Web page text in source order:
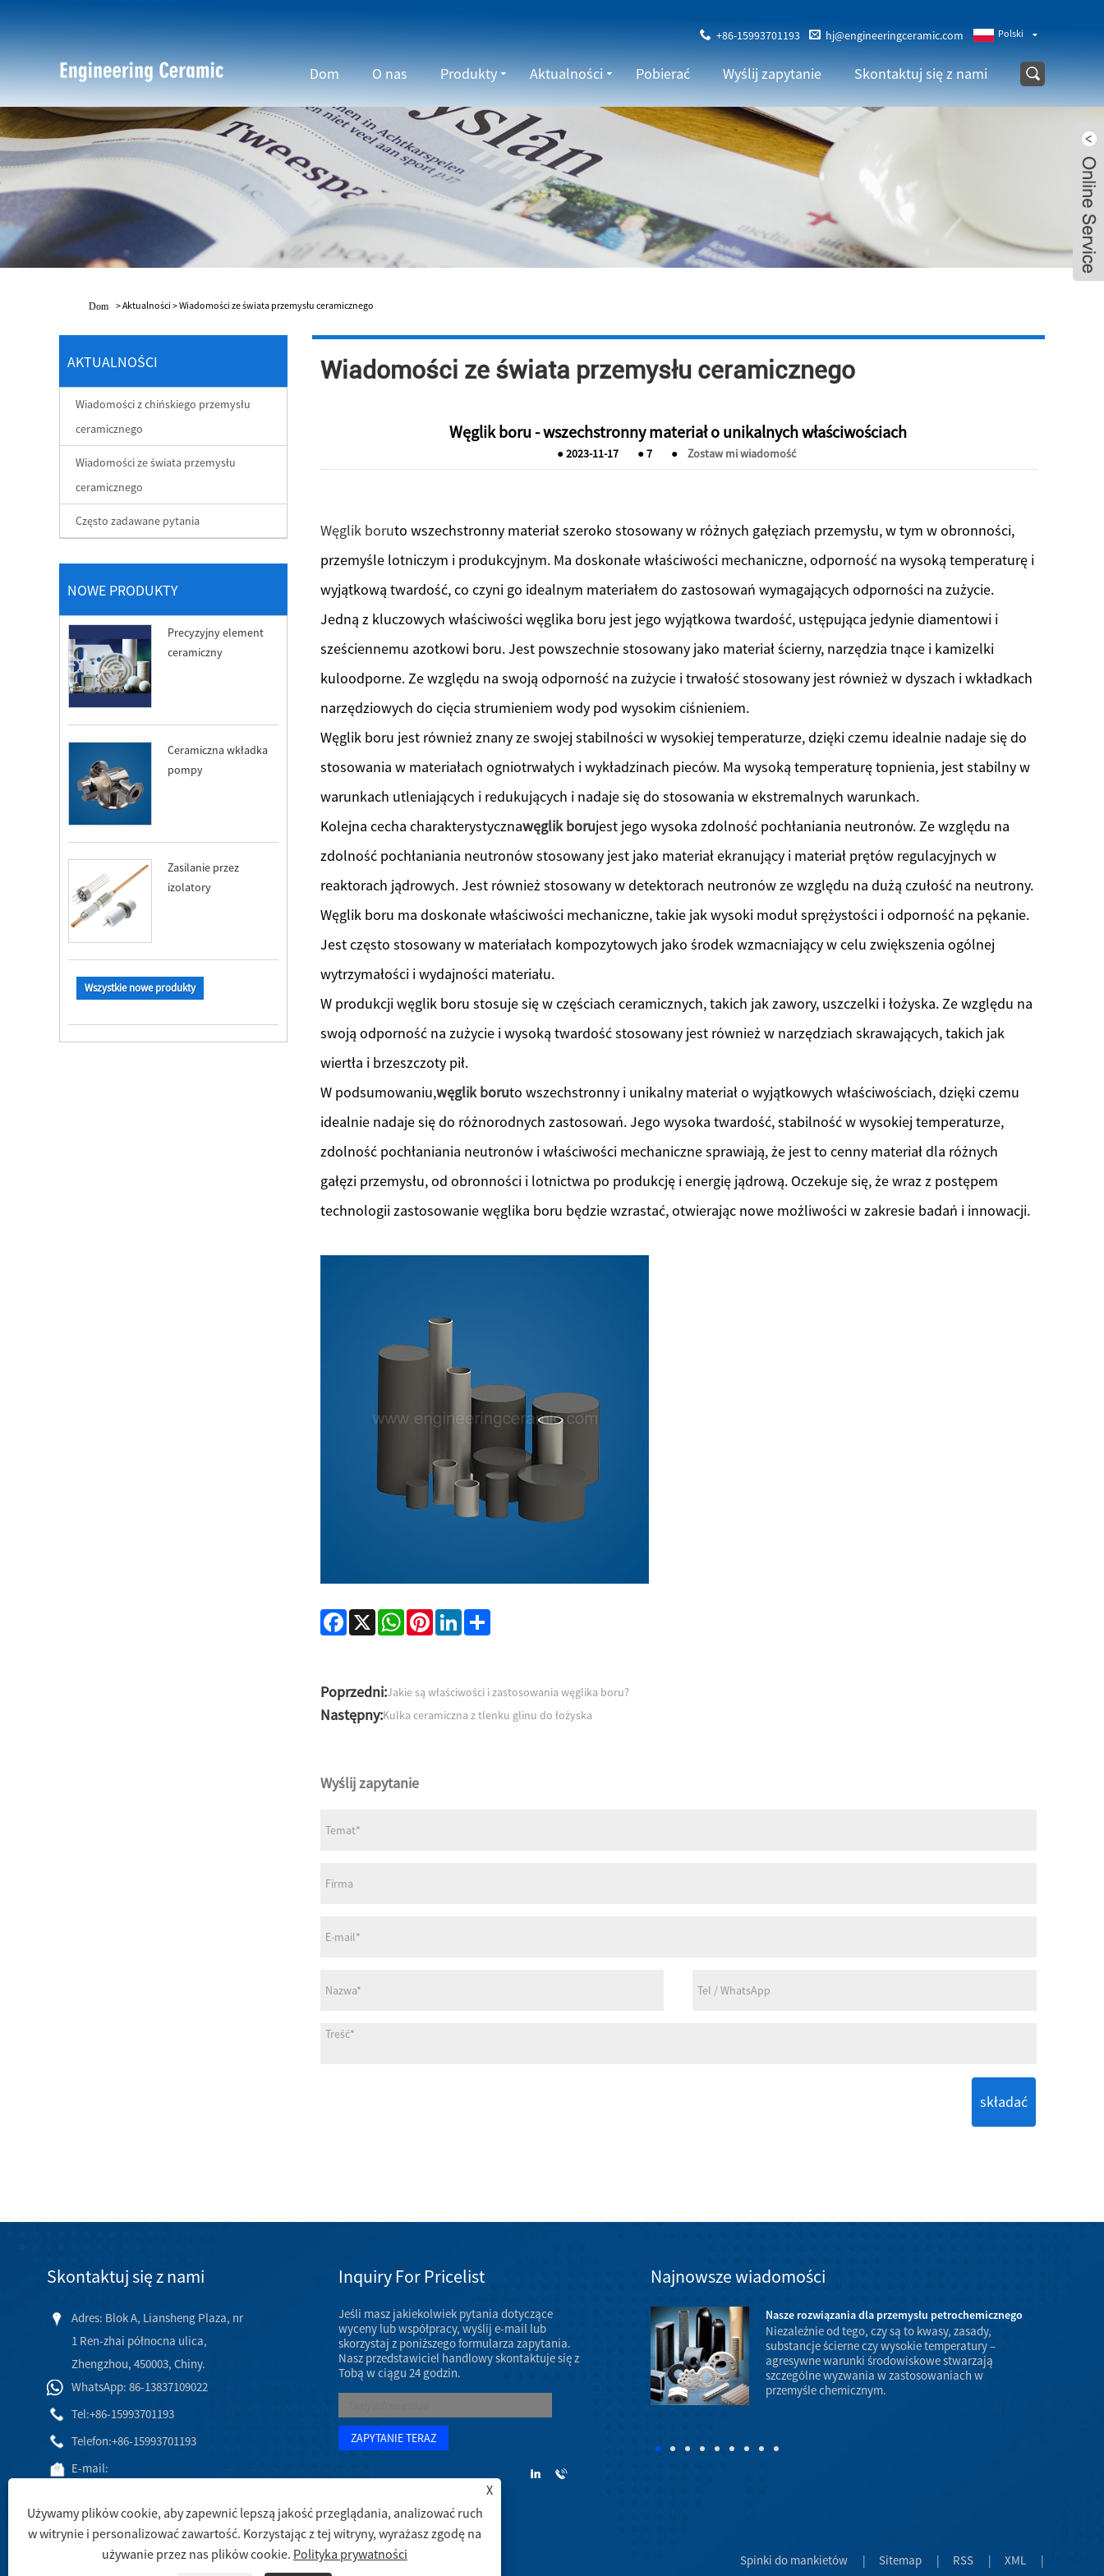
Polski
+86-15993701193 hj@engineeringceramic.com
Dom O nas Produkty Aktualności Pobierać Wyślij zapytanie Skontaktuj się z nami
Dom >Aktualności >Wiadomości ze świata przemysłu ceramicznego
AKTUALNOŚCI
Wiadomości z chińskiego przemysłu
ceramicznego
Wiadomości ze świata przemysłu
ceramicznego
Często zadawane pytania
NOWE PRODUKTY
Precyzyjny element
ceramiczny
Ceramiczna wkładka
pompy
Zasilanie przez
izolatory
Wszystkie nowe produkty
Wiadomości ze świata przemysłu ceramicznego
Węglik boru - wszechstronny materiał o unikalnych właściwościach
●2023-11-17 ●7 ● Zostaw mi wiadomość
Węglik boruto wszechstronny materiał szeroko stosowany w różnych gałęziach przemysłu, w tym w obronności,
przemyśle lotniczym i produkcyjnym. Ma doskonałe właściwości mechaniczne, odporność na wysoką temperaturę i
wyjątkową twardość, co czyni go idealnym materiałem do zastosowań wymagających odporności na zużycie.
Jedną z kluczowych właściwości węglika boru jest jego wyjątkowa twardość, ustępująca jedynie diamentowi i
sześciennemu azotkowi boru. Jest powszechnie stosowany jako materiał ścierny, narzędzia tnące i kamizelki
kuloodporne. Ze względu na swoją odporność na zużycie i trwałość stosowany jest również w dyszach i wkładkach
narzędziowych do cięcia strumieniem wody pod wysokim ciśnieniem.
Węglik boru jest również znany ze swojej stabilności w wysokiej temperaturze, dzięki czemu idealnie nadaje się do
stosowania w materiałach ogniotrwałych i wykładzinach pieców. Ma wysoką temperaturę topnienia, jest stabilny w
warunkach utleniających i redukujących i nadaje się do stosowania w ekstremalnych warunkach.
Kolejna cecha charakterystycznawęglik borujest jego wysoka zdolność pochłaniania neutronów. Ze względu na
zdolność pochłaniania neutronów stosowany jest jako materiał ekranujący i materiał prętów regulacyjnych w
reaktorach jądrowych. Jest również stosowany w detektorach neutronów ze względu na dużą czułość na neutrony.
Węglik boru ma doskonałe właściwości mechaniczne, takie jak wysoki moduł sprężystości i odporność na pękanie.
Jest często stosowany w materiałach kompozytowych jako środek wzmacniający w celu zwiększenia ogólnej
wytrzymałości i wydajności materiału.
W produkcji węglik boru stosuje się w częściach ceramicznych, takich jak zawory, uszczelki i łożyska. Ze względu na
swoją odporność na zużycie i wysoką twardość stosowany jest również w narzędziach skrawających, takich jak
wiertła i brzeszczoty pił.
W podsumowaniu,węglik boruto wszechstronny i unikalny materiał o wyjątkowych właściwościach, dzięki czemu
idealnie nadaje się do różnorodnych zastosowań. Jego wysoka twardość, stabilność w wysokiej temperaturze,
zdolność pochłaniania neutronów i właściwości mechaniczne sprawiają, że jest to cenny materiał dla różnych
gałęzi przemysłu, od obronności i lotnictwa po produkcję i energię jądrową. Oczekuje się, że wraz z postępem
technologii zastosowanie węglika boru będzie wzrastać, otwierając nowe możliwości w zakresie badań i innowacji.
Facebook
X WhatsAppPinterestLinkedInShare
Poprzedni:Jakie są właściwości i zastosowania węglika boru?
Następny:Kulka ceramiczna z tlenku glinu do łożyska
Wyślij zapytanie
składać
Skontaktuj się z nami
Adres: Blok A, Liansheng Plaza, nr
1 Ren-zhai północna ulica,
Zhengzhou, 450003, Chiny.
WhatsApp: 86-13837109022
Tel:+86-15993701193
Telefon:+86-15993701193
E-mail:
Inquiry For Pricelist
Jeśli masz jakiekolwiek pytania dotyczące
wyceny lub współpracy, wyślij e-mail lub
skorzystaj z poniższego formularza zapytania.
Nasz przedstawiciel handlowy skontaktuje się z
Tobą w ciągu 24 godzin.
Najnowsze wiadomości
Wystawa ceramicznych części maszyn w marcu 2023 r
Coroczne spotkanie AAOS 2023 odbędzie się w
dniach 7–11 marca 2023 r. w Venetian Convention &
Expo Center w Las Vegas.
Nasze rozwiązania dla przemysłu petrochemicznego
Niezależnie od tego, czy są to kwasy, zasady,
substancje ścierne czy wysokie temperatury –
agresywne warunki środowiskowe stwarzają
szczególne wyzwania w zastosowaniach w
przemyśle chemicznym.
Spinki do mankietów | Sitemap | RSS | XML |
X
Używamy plików cookie, aby zapewnić lepszą jakość przeglądania, analizować ruch
w witrynie i personalizować zawartość. Korzystając z tej witryny, wyrażasz zgodę na
używanie przez nas plików cookie. Polityka prywatności